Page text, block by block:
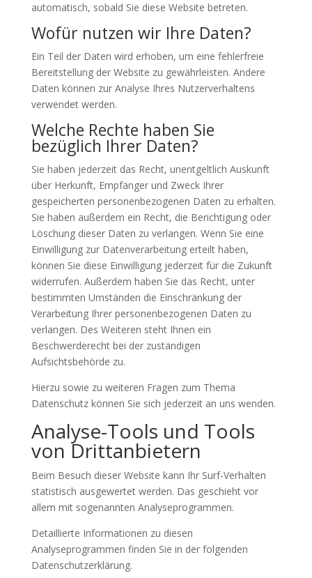
automatisch, sobald Sie diese Website betreten.
Wofür nutzen wir Ihre Daten?
Ein Teil der Daten wird erhoben, um eine fehlerfreie
Bereitstellung der Website zu gewährleisten. Andere
Daten können zur Analyse Ihres Nutzerverhaltens
verwendet werden.
Welche Rechte haben Sie
bezüglich Ihrer Daten?
Sie haben jederzeit das Recht, unentgeltlich Auskunft
über Herkunft, Empfänger und Zweck Ihrer
gespeicherten personenbezogenen Daten zu erhalten.
Sie haben außerdem ein Recht, die Berichtigung oder
Löschung dieser Daten zu verlangen. Wenn Sie eine
Einwilligung zur Datenverarbeitung erteilt haben,
können Sie diese Einwilligung jederzeit für die Zukunft
widerrufen. Außerdem haben Sie das Recht, unter
bestimmten Umständen die Einschränkung der
Verarbeitung Ihrer personenbezogenen Daten zu
verlangen. Des Weiteren steht Ihnen ein
Beschwerderecht bei der zuständigen
Aufsichtsbehörde zu.
Hierzu sowie zu weiteren Fragen zum Thema
Datenschutz können Sie sich jederzeit an uns wenden.
Analyse-Tools und Tools
von Dritt­anbietern
Beim Besuch dieser Website kann Ihr Surf-Verhalten
statistisch ausgewertet werden. Das geschieht vor
allem mit sogenannten Analyseprogrammen.
Detaillierte Informationen zu diesen
Analyseprogrammen finden Sie in der folgenden
Datenschutzerklärung.